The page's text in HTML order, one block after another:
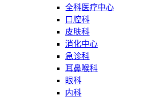
全科医疗中心
口腔科
皮肤科
消化中心
急诊科
耳鼻喉科
眼科
内科